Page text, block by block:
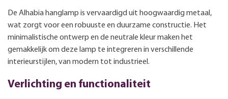
De Alhabia hanglamp is vervaardigd uit hoogwaardig metaal,
wat zorgt voor een robuuste en duurzame constructie. Het
minimalistische ontwerp en de neutrale kleur maken het
gemakkelijk om deze lamp te integreren in verschillende
interieurstijlen, van modern tot industrieel.
Verlichting en functionaliteit